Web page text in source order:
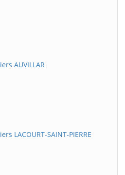
AUVILLAR
LACOURT-SAINT-PIERRE